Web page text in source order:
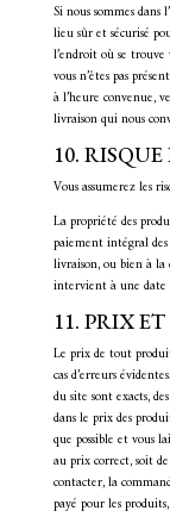
Si nous sommes
lieu sûr et sécurisé
l’endroit où se
vous n’êtes pas
à l’heure convenue,
livraison qui nous
10.
Vous assumerez les
La propriété des
paiement intégral des
livraison, ou bien à
intervient à une date
11. PRIX
Le prix de tout
cas d’erreurs
du site sont exacts,
dans le prix des
que possible et vous
au prix correct, soit
contacter, la
payé pour les